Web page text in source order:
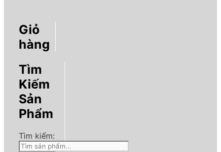
Giỏ
hàng
Tìm
Kiếm
Sản
Phẩm
Tìm kiếm: